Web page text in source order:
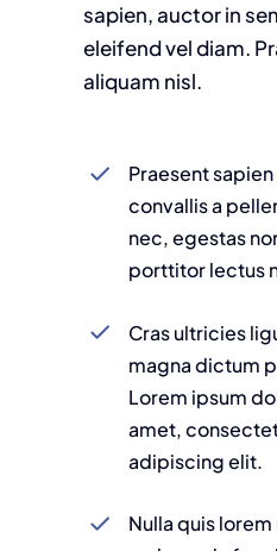
sapien, auctor in
eleifend vel diam.
aliquam nisl.
Praesent sapien
convallis a
nec, egestas
porttitor lectus
Cras ultricies
magna dictum
Lorem ipsum
amet,
adipiscing elit.
Nulla quis